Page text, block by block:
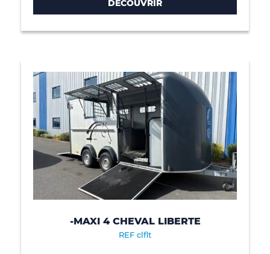
DÉCOUVRIR
-MAXI 4 CHEVAL LIBERTE
REF clflt